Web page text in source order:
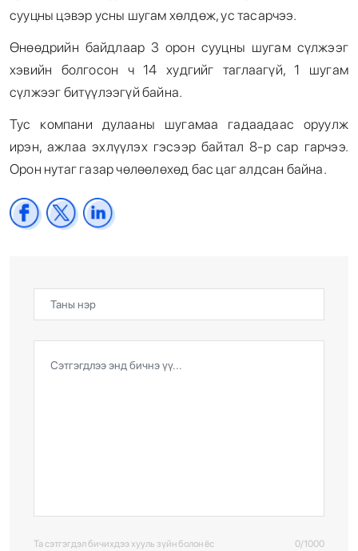
сууцны цэвэр усны шугам хөлдөж, ус тасарчээ.
Өнөөдрийн байдлаар 3 орон сууцны шугам сүлжээг
хэвийн болгосон ч 14 худгийг таглаагүй, 1 шугам
сүлжээг битүүлээгүй байна.
Тус компани дулааны шугамаа гадаадаас оруулж
ирэн, ажлаа эхлүүлэх гэсээр байтал 8-р сар гарчээ.
Орон нутаг газар чөлөөлөхөд бас цаг алдсан байна.
Та сэтгэгдэл бичихдээ хууль зүйн болон ёс
0/1000